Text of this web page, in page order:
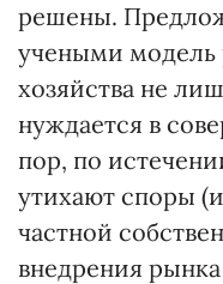
решены.
учеными модель
хозяйства не
нуждается в
пор, по
утихают споры
частной
внедрения